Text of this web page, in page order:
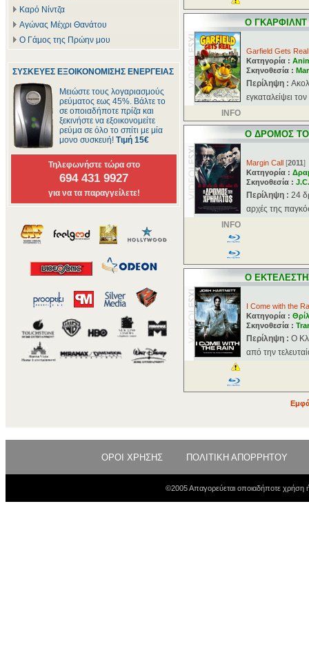
Καρό Νίντζα
Αγώνας Μέχρι Θανάτου
Ο Γάμος της Πρώην μου
ΣΥΣΚΕΥΕΣ ΕΞΟΙΚΟΝΟΜΙΣΗΣ ΕΝΕΡΓΕΙΑΣ
Μειώστε τους λογαριασμούς
ρεύματος εως 45%. Βάλτε το
σε οποιαδήποτε πρίζα και
ξεκινήστε να εξοικονομείτε
ρεύμα σε όλο το σπίτι με μία
μονο συσκευή! Τιμή 15€
Τηλεφωνήστε τώρα στο
694 431 9927
για να τα παραγγείλετε!
O
Garfield Gets Real
Κατηγορία :
Σκηνοθεσία :
Περίληψη :
εγκαταλείψει
INFO
O ΔΡΟΜΟΣ
Margin Call [2011]
Κατηγορία :
Σκηνοθεσία :
Περίληψη : 24
αρχές της
INFO
O
I Come with the
Κατηγορία :
Σκηνοθεσία :
Περίληψη : Ο
από την
ΟΡΟΙ ΧΡΗΣΗΣ ΠΟΛΙΤΙΚΗ ΑΠΟΡΡΗΤΟΥ
©2005 Απαγορεύεται οποιαδήποτε χρήση